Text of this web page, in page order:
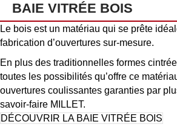
BAIE VITRÉE BOIS
Le bois est un matériau qui se prête
fabrication d’ouvertures sur-mesure.
En plus des traditionnelles formes
toutes les possibilités qu’offre ce
ouvertures coulissantes garanties par
savoir-faire MILLET.
DÉCOUVRIR LA BAIE VITRÉE BOIS